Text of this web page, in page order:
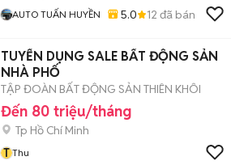
AUTO TUẤN HUYỀN 5.0 12 đã bán
TUYỂN DỤNG SALE BẤT ĐỘNG SẢN
NHÀ PHỐ
TẬP ĐOÀN BẤT ĐỘNG SẢN THIÊN KHÔI
Đến 80 triệu/tháng
Tp Hồ Chí Minh
T Thu